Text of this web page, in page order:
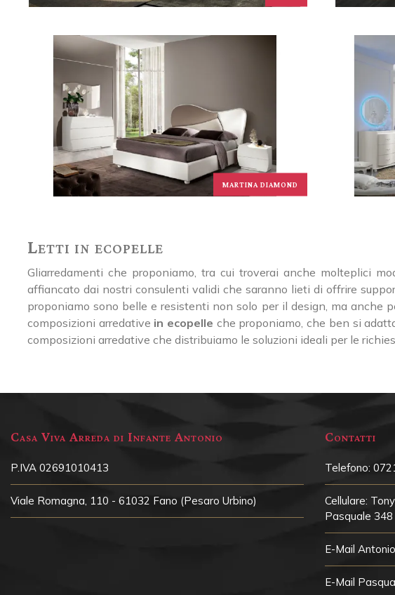
MARTINA DIAMOND
Letti in ecopelle
Gliarredamenti che proponiamo, tra cui troverai anche molteplici
affiancato dai nostri consulenti validi che saranno lieti di offrire
proponiamo sono belle e resistenti non solo per il design, ma anche
composizioni arredative in ecopelle che proponiamo, che ben si
composizioni arredative che distribuiamo le soluzioni ideali per le
Casa Viva Arreda di Infante Antonio
P.IVA 02691010413
Viale Romagna, 110 - 61032 Fano (Pesaro Urbino)
Contatti
Telefono:
Cellulare:
Pasquale
E-Mail
E-Mail